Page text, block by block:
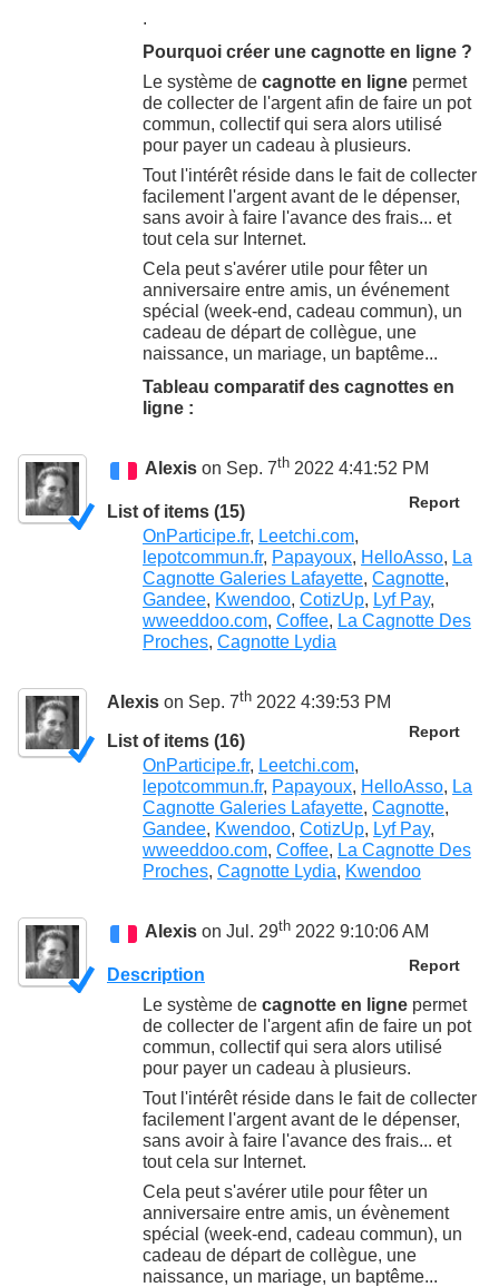
.
Pourquoi créer une cagnotte en ligne ?
Le système de cagnotte en ligne permet
de collecter de l'argent afin de faire un pot
commun, collectif qui sera alors utilisé
pour payer un cadeau à plusieurs.
Tout l'intérêt réside dans le fait de collecter
facilement l'argent avant de le dépenser,
sans avoir à faire l'avance des frais... et
tout cela sur Internet.
Cela peut s'avérer utile pour fêter un
anniversaire entre amis, un événement
spécial (week-end, cadeau commun), un
cadeau de départ de collègue, une
naissance, un mariage, un baptême...
Tableau comparatif des cagnottes en
ligne :
Alexis on Sep. 7th 2022 4:41:52 PM
Report
List of items (15)
OnParticipe.fr, Leetchi.com,
lepotcommun.fr, Papayoux, HelloAsso, La
Cagnotte Galeries Lafayette, Cagnotte,
Gandee, Kwendoo, CotizUp, Lyf Pay,
wweeddoo.com, Coffee, La Cagnotte Des
Proches, Cagnotte Lydia
Alexis on Sep. 7th 2022 4:39:53 PM
Report
List of items (16)
OnParticipe.fr, Leetchi.com,
lepotcommun.fr, Papayoux, HelloAsso, La
Cagnotte Galeries Lafayette, Cagnotte,
Gandee, Kwendoo, CotizUp, Lyf Pay,
wweeddoo.com, Coffee, La Cagnotte Des
Proches, Cagnotte Lydia, Kwendoo
Alexis on Jul. 29th 2022 9:10:06 AM
Report
Description
Le système de cagnotte en ligne permet
de collecter de l'argent afin de faire un pot
commun, collectif qui sera alors utilisé
pour payer un cadeau à plusieurs.
Tout l'intérêt réside dans le fait de collecter
facilement l'argent avant de le dépenser,
sans avoir à faire l'avance des frais... et
tout cela sur Internet.
Cela peut s'avérer utile pour fêter un
anniversaire entre amis, un évènement
spécial (week-end, cadeau commun), un
cadeau de départ de collègue, une
naissance, un mariage, un baptême...